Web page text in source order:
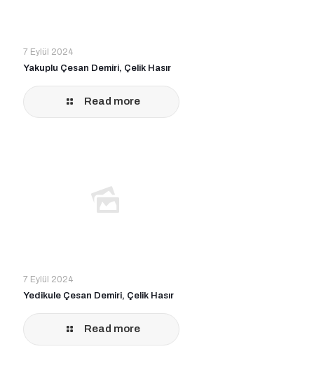
7 Eylül 2024
Yakuplu Çesan Demiri, Çelik Hasır
Read more
7 Eylül 2024
Yedikule Çesan Demiri, Çelik Hasır
Read more